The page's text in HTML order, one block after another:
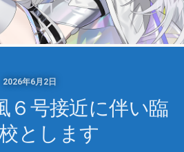
2026年6月2日
６号接近に伴い臨
とします